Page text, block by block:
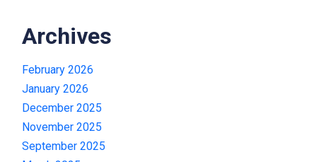
Archives
February 2026
January 2026
December 2025
November 2025
September 2025